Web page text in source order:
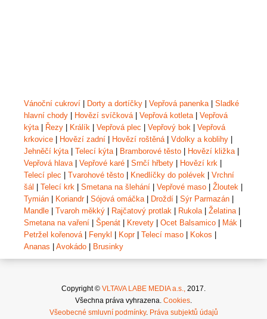
Vánoční cukroví Dorty a dortíčky Vepřová panenka| Sladké
hlavní chody
Hovězí svíčková| Vepřová kotleta| Vepřová
kýta| Řezy Králík Vepřová plec Vepřový bok
Vepřová
krkovice
Hovězí zadní Hovězí roštěná| Vdolky a koblihy
Jehněčí kýta| Telecí kýta| Bramborové těsto Hovězí kližka|
Vepřová hlava| Vepřové karé Srnčí hřbety Hovězí krk
Telecí plec
Tvarohové těsto Knedlíčky do polévek
Vrchní
šál
Telecí krk Smetana na šlehání Vepřové maso Žloutek
Tymián
Koriandr| Sójová omáčka| Droždí Sýr Parmazán
Mandle
Tvaroh měkký Rajčatový protlak Rukola| Želatina|
Smetana na vaření
Špenát Krevety Ocet Balsamico Mák
Petržel kořenová| Fenykl Kopr| Telecí maso Kokos
Ananas
Avokádo Brusinky
Copyright © VLTAVA LABE MEDIA a.s., 2017.
Všechna práva vyhrazena. Cookies.
Všeobecné smluvní podmínky. Práva subjektů údajů